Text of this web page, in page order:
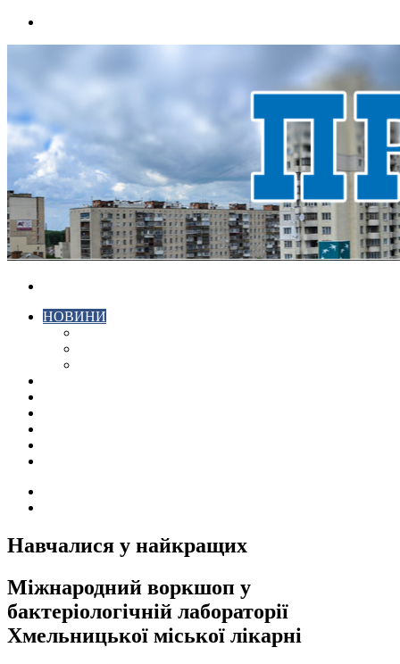
НОВИНИ
Навчалися у найкращих
Міжнародний воркшоп у
бактеріологічній лабораторії
Хмельницької міської лікарні